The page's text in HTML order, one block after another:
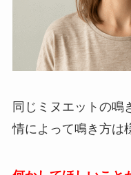
同じミヌエットの鳴
情によって鳴き方は